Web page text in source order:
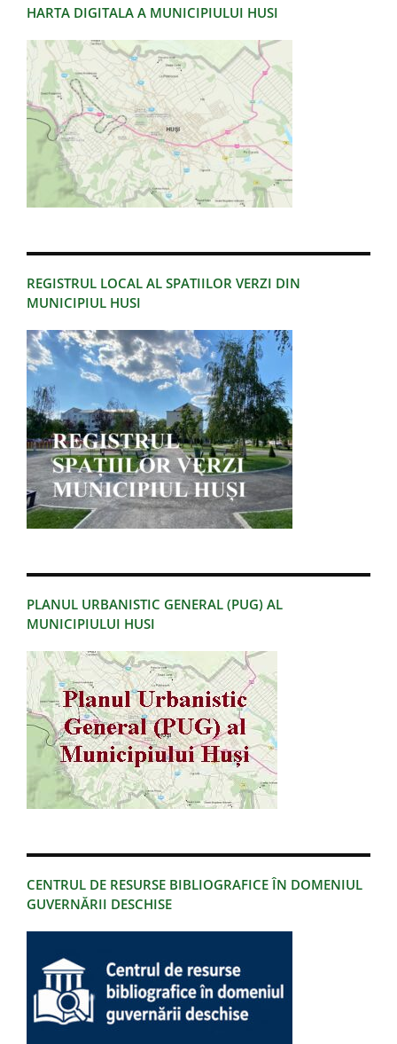
HARTA DIGITALA A MUNICIPIULUI HUSI
REGISTRUL LOCAL AL SPATIILOR VERZI DIN
MUNICIPIUL HUSI
PLANUL URBANISTIC GENERAL (PUG) AL
MUNICIPIULUI HUSI
CENTRUL DE RESURSE BIBLIOGRAFICE ÎN DOMENIUL
GUVERNĂRII DESCHISE